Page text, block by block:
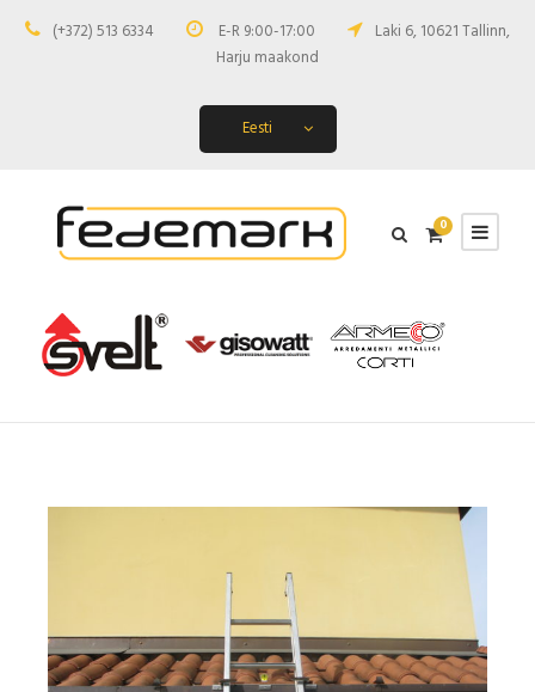
(+372) 513 6334 E-R 9:00-17:00
Laki 6, 10621 Tallinn,
Harju maakond
Eesti
0